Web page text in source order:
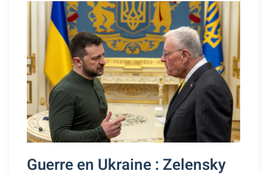
Guerre en Ukraine : Zelensky